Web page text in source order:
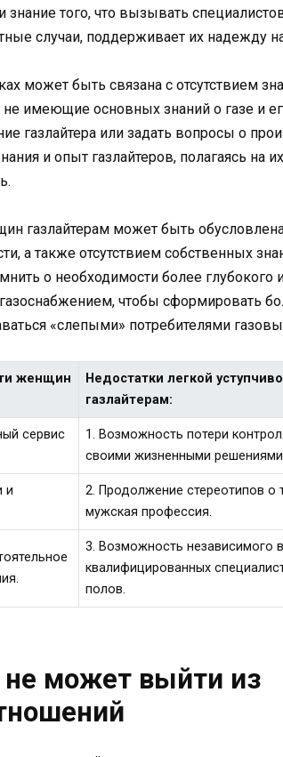
того, что вызывать
случаи, поддерживает их надежду
может быть связана с отсутствием
имеющие основных знаний о газе и
газлайтера или задать вопросы о
и опыт газлайтеров, полагаясь на их
газлайтерам может быть
а также отсутствием собственных
о необходимости более глубокого
чтобы сформировать
«слепыми» потребителями
женщин
Недостатки легкой
газлайтерам:
сервис
1. Возможность потери
своими жизненными
и
2. Продолжение стереотипов о
мужская профессия.
3. Возможность независимого
квалифицированных
полов.
может выйти из